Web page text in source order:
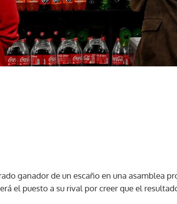
ganador de un escaño en una asamblea
el puesto a su rival por creer que el